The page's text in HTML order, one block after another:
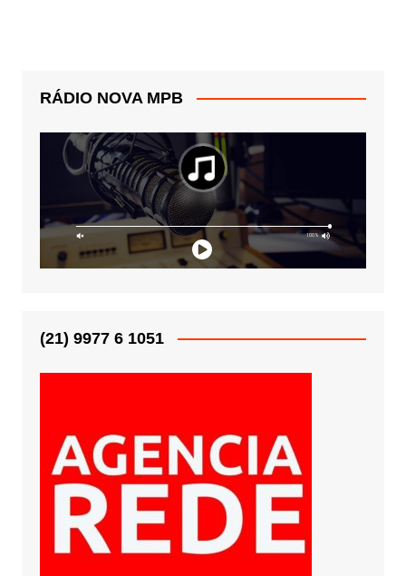
RÁDIO NOVA MPB
(21) 9977 6 1051